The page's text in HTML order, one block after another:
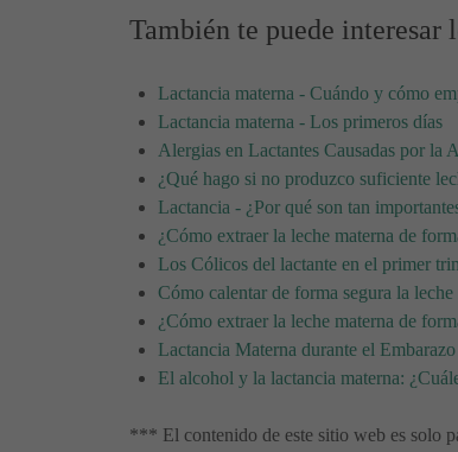
También te puede interesar
Lactancia materna - Cuándo y cómo
Lactancia materna - Los primeros días
Alergias en Lactantes Causadas por la
¿Qué hago si no produzco suficiente
Lactancia - ¿Por qué son tan
¿Cómo extraer la leche materna de
Los Cólicos del lactante en el primer
Cómo calentar de forma segura la leche
¿Cómo extraer la leche materna de
Lactancia Materna durante el Embarazo
El alcohol y la lactancia materna:
*** El contenido de este sitio web es solo